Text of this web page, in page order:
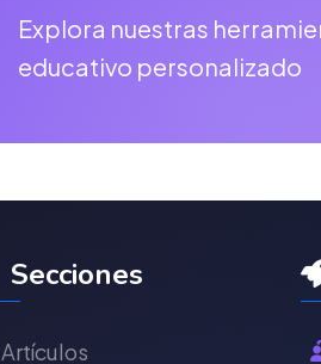
Explora nuestras
educativo personalizado
Secciones
Artículos